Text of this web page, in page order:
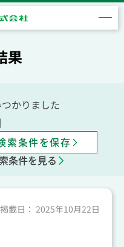
果
かりました
条件を見る
索条件を保存
載日： 2025年10月22日